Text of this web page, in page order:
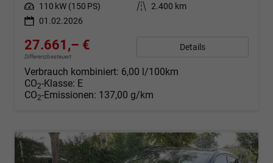
Leistung 110 kW (150 PS) Kilometerstand 2.400 km
01.02.2026
27.661,– €
Differenzbesteuert
Details
Verbrauch kombiniert: 6,00 l/100km
CO2-Klasse: E
CO2-Emissionen: 137,00 g/km